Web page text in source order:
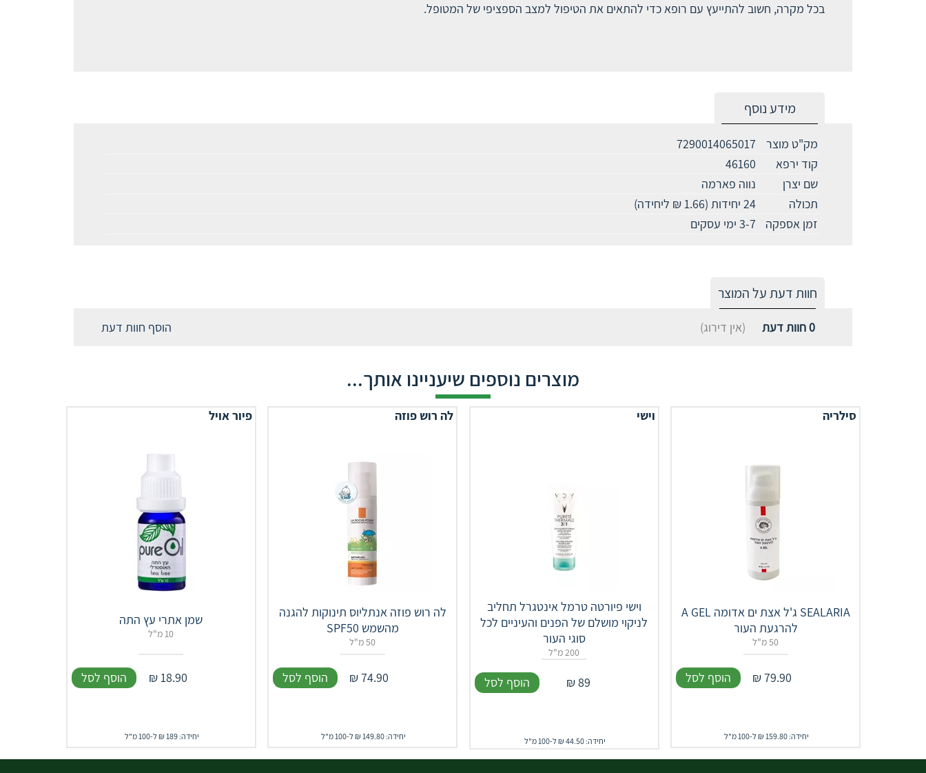
בכל מקרה, חשוב להתייעץ עם רופא כדי להתאים את הטיפול למצב הספציפי של המטופל.
מידע נוסף
מק"ט מוצר
7290014065017
קוד ירפא
46160
שם יצרן
נווה פארמה
תכולה
24 יחידות (1.66 ₪ ליחידה)
זמן אספקה
3-7 ימי עסקים
חוות דעת על המוצר
0חוות דעת (אין דירוג) הוסף חוות דעת
מוצרים נוספים שיעניינו אותך...
סילריה
SEALARIA ג'ל אצת ים אדומה A GEL
להרגעת העור
50 מ"ל
79.90
₪ הוסף לסל
יחידה: 159.80 ₪ ל-100 מ"ל
וישי
וישי פיורטה טרמל אינטגרל תחליב
לניקוי מושלם של הפנים והעיניים לכל
סוגי העור
200 מ"ל
89
₪ הוסף לסל
יחידה: 44.50 ₪ ל-100 מ"ל
לה רוש פוזה
לה רוש פוזה אנתליוס תינוקות להגנה
מהשמש SPF50
50 מ"ל
74.90
₪ הוסף לסל
יחידה: 149.80 ₪ ל-100 מ"ל
פיור אויל
שמן אתרי עץ התה
10 מ"ל
18.90
₪ הוסף לסל
יחידה: 189 ₪ ל-100 מ"ל